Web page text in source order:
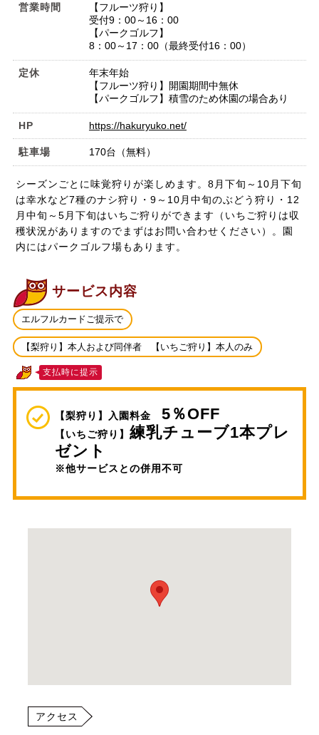
営業時間
【フルーツ狩り】
受付9：00～16：00
【パークゴルフ】
8：00～17：00（最終受付16：00）
定休
年末年始
【フルーツ狩り】開園期間中無休
【パークゴルフ】積雪のため休園の場合あり
HP https://hakuryuko.net/
駐車場 170台（無料）
シーズンごとに味覚狩りが楽しめます。8月下旬～10月下旬
は幸水など7種のナシ狩り・9～10月中旬のぶどう狩り・12
月中旬～5月下旬はいちご狩りができます（いちご狩りは収
穫状況がありますのでまずはお問い合わせください）。園
内にはパークゴルフ場もあります。
サービス内容
エルフルカードご提示で
【梨狩り】本人および同伴者 【いちご狩り】本人のみ
支払時に提示
【梨狩り】入園料金5％OFF
【いちご狩り】練乳チューブ1本プレ
ゼント
※他サービスとの併用不可
アクセス